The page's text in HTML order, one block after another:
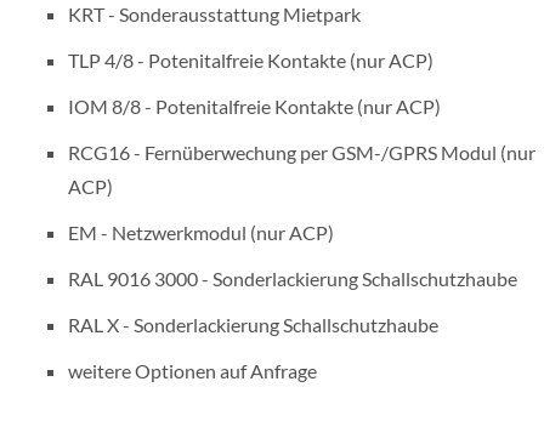
KRT - Sonderausstattung Mietpark
TLP 4/8 - Potenitalfreie Kontakte (nur ACP)
IOM 8/8 - Potenitalfreie Kontakte (nur ACP)
RCG16 - Fernüberwechung per GSM-/GPRS Modul (nur
ACP)
EM - Netzwerkmodul (nur ACP)
RAL 9016 3000 - Sonderlackierung Schallschutzhaube
RAL X - Sonderlackierung Schallschutzhaube
weitere Optionen auf Anfrage